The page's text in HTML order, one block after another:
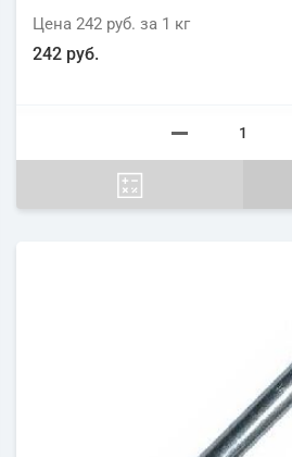
Цена 242 руб. за 1 кг
242 руб.